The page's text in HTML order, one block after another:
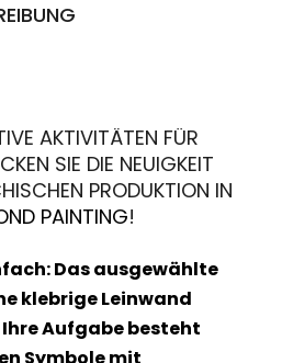
AKTIVITÄTEN FÜR
SIE DIE NEUIGKEIT
PRODUKTION IN
PAINTING!
Das ausgewählte
klebrige Leinwand
Aufgabe besteht